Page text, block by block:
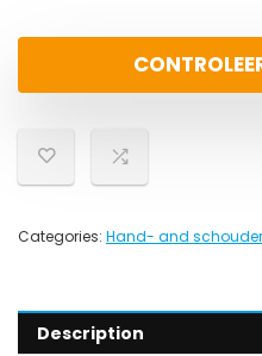
Categories: Hand- and
Description